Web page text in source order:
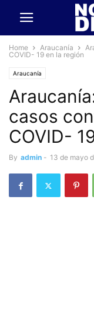
Home Araucanía
COVID- 19 en la región
Araucanía
casos
COVID-
By admin - 13 de mayo